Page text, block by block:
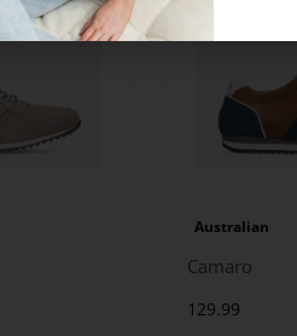
Australian
Camaro
129.99